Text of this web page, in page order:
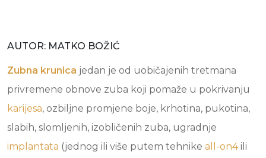
AUTOR: MATKO BOŽIĆ
Zubna krunica jedan je od uobičajenih tretmana
privremene obnove zuba koji pomaže u pokrivanju
karijesa, ozbiljne promjene boje, krhotina, pukotina,
slabih, slomljenih, izobličenih zuba, ugradnje
implantata (jednog ili više putem tehnike all-on4ili